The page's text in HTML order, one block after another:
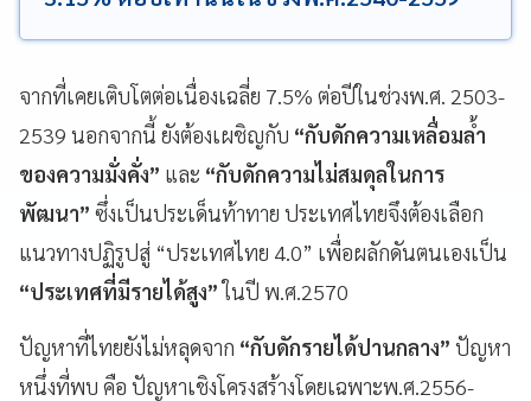
จากที่เคยเติบโตต่อเนื่องเฉลี่ย 7.5% ต่อปีในช่วงพ.ศ. 2503-
2539 นอกจากนี้ ยังต้องเผชิญกับ “กับดักความเหลื่อมล้ำ
ของความมั่งคั่ง” และ “กับดักความไม่สมดุลในการ
พัฒนา” ซึ่งเป็นประเด็นท้าทาย ประเทศไทยจึงต้องเลือก
แนวทางปฏิรูปสู่ “ประเทศไทย 4.0” เพื่อผลักดันตนเองเป็น
“ประเทศที่มีรายได้สูง”ในปี พ.ศ.2570
ปัญหาที่ไทยยังไม่หลุดจาก “กับดักรายได้ปานกลาง” ปัญหา
หนึ่งที่พบ คือ ปัญหาเชิงโครงสร้างโดยเฉพาะพ.ศ.2556-